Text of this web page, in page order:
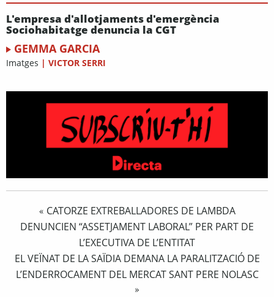
L'empresa d'allotjaments d'emergència
Sociohabitatge denuncia la CGT
GEMMA GARCIA
Imatges | VICTOR SERRI
« CATORZE EXTREBALLADORES DE LAMBDA
DENUNCIEN “ASSETJAMENT LABORAL” PER PART DE
L’EXECUTIVA DE L’ENTITAT
EL VEÏNAT DE LA SAÏDIA DEMANA LA PARALITZACIÓ DE
L’ENDERROCAMENT DEL MERCAT SANT PERE NOLASC
»